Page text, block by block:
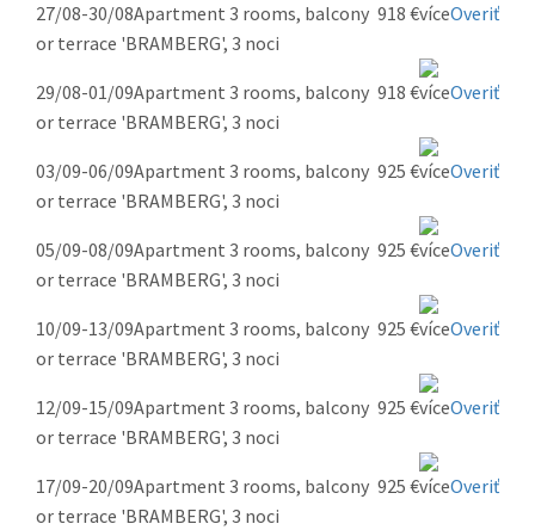
27/08-30/08Apartment 3 rooms, balcony
or terrace 'BRAMBERG', 3 noci
918 € Overiť
29/08-01/09Apartment 3 rooms, balcony
or terrace 'BRAMBERG', 3 noci
918 € Overiť
03/09-06/09Apartment 3 rooms, balcony
or terrace 'BRAMBERG', 3 noci
925 € Overiť
05/09-08/09Apartment 3 rooms, balcony
or terrace 'BRAMBERG', 3 noci
925 € Overiť
10/09-13/09Apartment 3 rooms, balcony
or terrace 'BRAMBERG', 3 noci
925 € Overiť
12/09-15/09Apartment 3 rooms, balcony
or terrace 'BRAMBERG', 3 noci
925 € Overiť
17/09-20/09Apartment 3 rooms, balcony
or terrace 'BRAMBERG', 3 noci
925 € Overiť